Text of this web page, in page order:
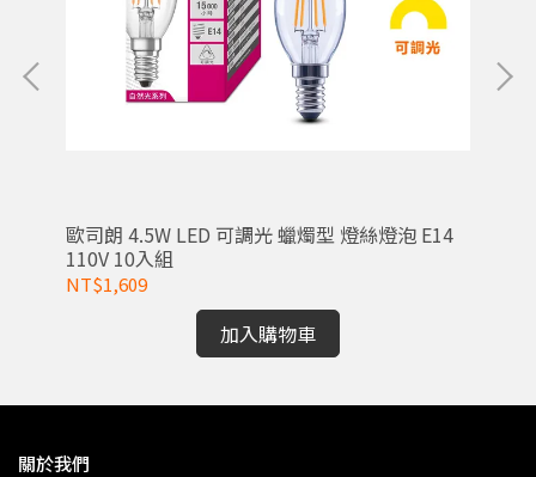
歐司朗 4.5W LED 可調光 蠟燭型 燈絲燈泡 E14
110V 10入組
NT$1,609
加入購物車
關於我們